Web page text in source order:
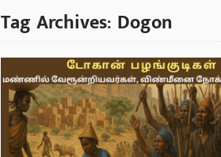
Tag Archives: Dogon